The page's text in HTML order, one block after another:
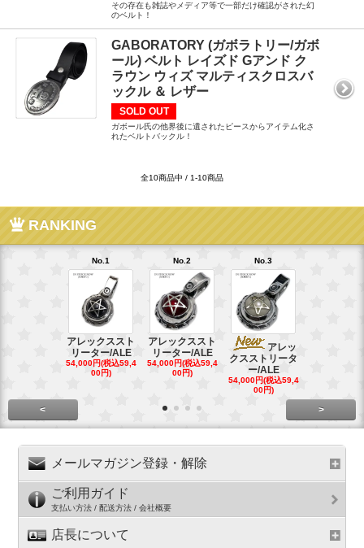
その存在も雑誌やメディア等で一部だけ確認がされた幻
のベルト！
GABORATORY (ガボラトリー/ガボ
ール) ベルト レイズド Gアンド ク
ラウン ウィズ マルティスクロスバ
ックル ＆ レザー
SOLD OUT
ガボール氏の他界後に遺されたピースからアイテム化さ
れたベルトバックル！
全10商品中 / 1-10商品
RANKING
No.1
アレックススト
リーター/ALE
54,000円(税込59,4
00円)
No.2
アレックススト
リーター/ALE
54,000円(税込59,4
00円)
No.3
アレッ
クスストリータ
ー/ALE
54,000円(税込59,4
00円)
< >
メールマガジン登録・解除
ご利用ガイド
支払い方法 / 配送方法 / 会社概要
店長について